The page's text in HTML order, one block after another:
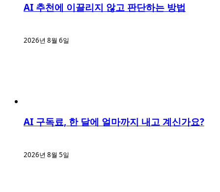
AI 추천에 이끌리지 않고 판단하는 방법
2026년 8월 6일
AI 구독료, 한 달에 얼마까지 내고 계신가요?
2026년 8월 5일